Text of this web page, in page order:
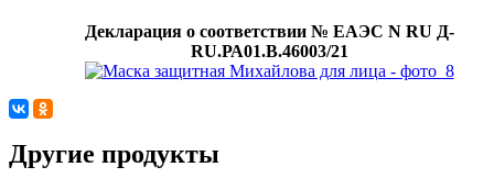
Декларация о соответствии № ЕАЭС N RU Д-
RU.РА01.В.46003/21
Другие продукты